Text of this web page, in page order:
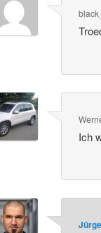
Ich